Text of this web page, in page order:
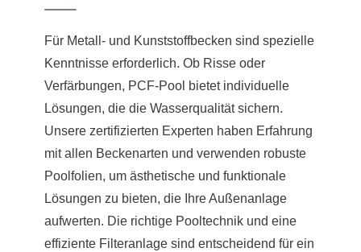
Für Metall- und Kunststoffbecken sind spezielle
Kenntnisse erforderlich. Ob Risse oder
Verfärbungen, PCF-Pool bietet individuelle
Lösungen, die die Wasserqualität sichern.
Unsere zertifizierten Experten haben Erfahrung
mit allen Beckenarten und verwenden robuste
Poolfolien, um ästhetische und funktionale
Lösungen zu bieten, die Ihre Außenanlage
aufwerten. Die richtige Pooltechnik und eine
effiziente Filteranlage sind entscheidend für ein